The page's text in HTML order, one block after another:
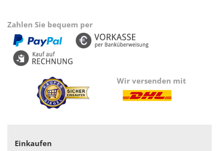
Zahlen Sie bequem per
Wir versenden mit
Einkaufen